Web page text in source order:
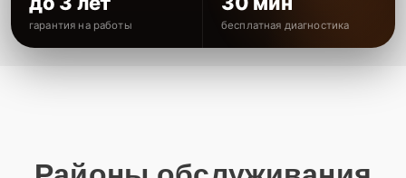
гарантия на работы бесплатная диагностика